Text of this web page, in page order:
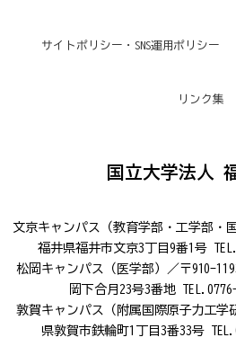
サイトポリシー・SNS運用ポリシー
リンク集
国立大学法人
文京キャンパス（教育学部・工学部・
福井県福井市文京3丁目9番1号
松岡キャンパス（医学部）／〒910-
岡下合月23号3番地
敦賀キャンパス（附属国際原子力工学
県敦賀市鉄輪町1丁目3番33号